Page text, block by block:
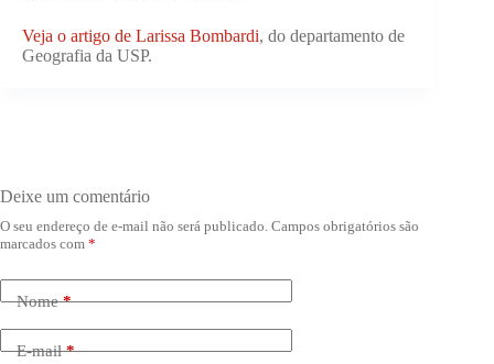
Veja o artigo de Larissa Bombardi, do departamento de
Geografia da USP.
Deixe um comentário
O seu endereço de e-mail não será publicado. Campos obrigatórios são
marcados com *
Nome*
E-mail*